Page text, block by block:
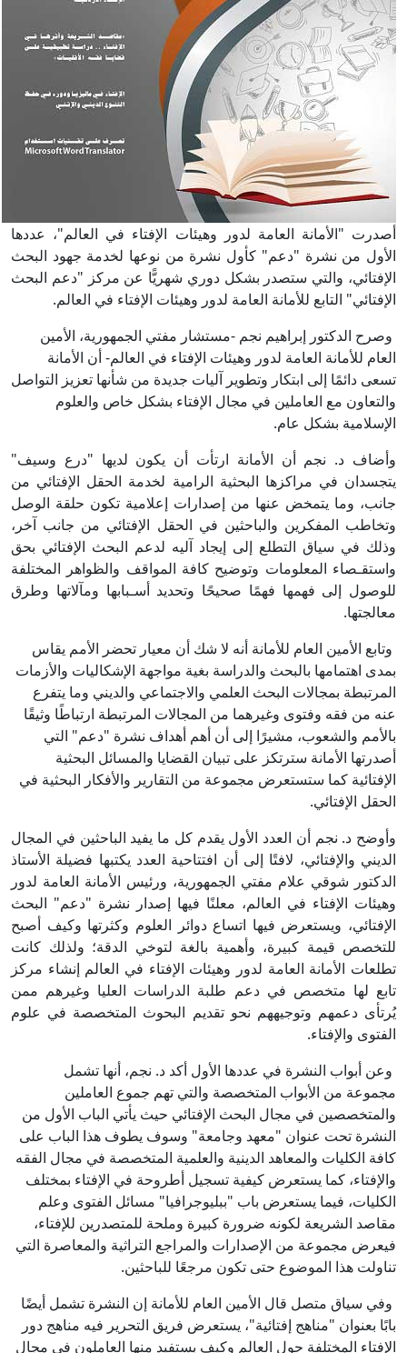
أصدرت "الأمانة العامة لدور وهيئات الإفتاء في العالم"، عددها
الأول من نشرة "دعم" كأول نشرة من نوعها لخدمة جهود البحث
الإفتائي، والتي ستصدر بشكل دوري شهريًّا عن مركز "دعم البحث
الإفتائي" التابع للأمانة العامة لدور وهيئات الإفتاء في العالم.
وصرح الدكتور إبراهيم نجم -مستشار مفتي الجمهورية، الأمين
العام للأمانة العامة لدور وهيئات الإفتاء في العالم- أن الأمانة
تسعى دائمًا إلى ابتكار وتطوير آليات جديدة من شأنها تعزيز التواصل
والتعاون مع العاملين في مجال الإفتاء بشكل خاص والعلوم
الإسلامية بشكل عام.
وأضاف د. نجم أن الأمانة ارتأت أن يكون لديها "درع وسيف"
يتجسدان في مراكزها البحثية الرامية لخدمة الحقل الإفتائي من
جانب، وما يتمخض عنها من إصدارات إعلامية تكون حلقة الوصل
وتخاطب المفكرين والباحثين في الحقل الإفتائي من جانب آخر،
وذلك في سياق التطلع إلى إيجاد آليه لدعم البحث الإفتائي بحق
واستقـصاء المعلومات وتوضيح كافة المواقف والظواهر المختلفة
للوصول إلى فهمها فهمًا صحيحًا وتحديد أسـبابها ومآلاتها وطرق
معالجتها.
وتابع الأمين العام للأمانة أنه لا شك أن معيار تحضر الأمم يقاس
بمدى اهتمامها بالبحث والدراسة بغية مواجهة الإشكاليات والأزمات
المرتبطة بمجالات البحث العلمي والاجتماعي والديني وما يتفرع
عنه من فقه وفتوى وغيرهما من المجالات المرتبطة ارتباطًا وثيقًا
بالأمم والشعوب، مشيرًا إلى أن أهم أهداف نشرة "دعم" التي
أصدرتها الأمانة سترتكز على تبيان القضايا والمسائل البحثية
الإفتائية كما ستستعرض مجموعة من التقارير والأفكار البحثية في
الحقل الإفتائي.
وأوضح د. نجم أن العدد الأول يقدم كل ما يفيد الباحثين في المجال
الديني والإفتائي، لافتًا إلى أن افتتاحية العدد يكتبها فضيلة الأستاذ
الدكتور شوقي علام مفتي الجمهورية، ورئيس الأمانة العامة لدور
وهيئات الإفتاء في العالم، معلنًا فيها إصدار نشرة "دعم" البحث
الإفتائي، ويستعرض فيها اتساع دوائر العلوم وكثرتها وكيف أصبح
للتخصص قيمة كبيرة، وأهمية بالغة لتوخي الدقة؛ ولذلك كانت
تطلعات الأمانة العامة لدور وهيئات الإفتاء في العالم إنشاء مركز
تابع لها متخصص في دعم طلبة الدراسات العليا وغيرهم ممن
يُرتأى دعمهم وتوجيههم نحو تقديم البحوث المتخصصة في علوم
الفتوى والإفتاء.
وعن أبواب النشرة في عددها الأول أكد د. نجم، أنها تشمل
مجموعة من الأبواب المتخصصة والتي تهم جموع العاملين
والمتخصصين في مجال البحث الإفتائي حيث يأتي الباب الأول من
النشرة تحت عنوان "معهد وجامعة" وسوف يطوف هذا الباب على
كافة الكليات والمعاهد الدينية والعلمية المتخصصة في مجال الفقه
والإفتاء، كما يستعرض كيفية تسجيل أطروحة في الإفتاء بمختلف
الكليات، فيما يستعرض باب "ببليوجرافيا" مسائل الفتوى وعلم
مقاصد الشريعة لكونه ضرورة كبيرة وملحة للمتصدرين للإفتاء،
فيعرض مجموعة من الإصدارات والمراجع التراثية والمعاصرة التي
تناولت هذا الموضوع حتى تكون مرجعًا للباحثين.
وفي سياق متصل قال الأمين العام للأمانة إن النشرة تشمل أيضًا
بابًا بعنوان "مناهج إفتائية"، يستعرض فريق التحرير فيه مناهج دور
الإفتاء المختلفة حول العالم وكيف يستفيد منها العاملون في مجال